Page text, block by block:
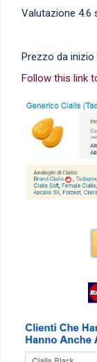
Valutazione 4.6
Prezzo da inizio
Follow this link